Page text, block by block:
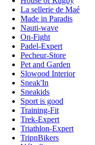
La sellerie de Maé
Made in Paradis
Nauti-wave
On-Fight
Padel-Expert
Pecheur-Store
Pet and Garden
Slowood Interior
Sneak'In
Sneakids
Sport is good
Training-Fit
Trek-Expert
Triathlon-Expert
TripnBikers